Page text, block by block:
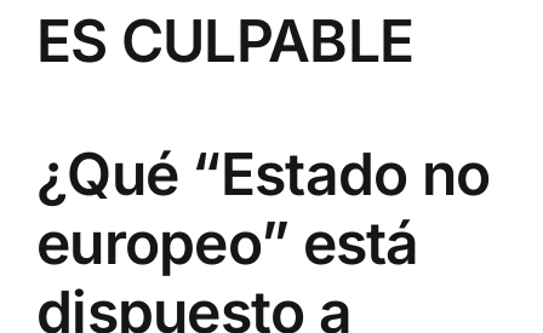
ES CULPABLE
¿Qué “Estado no
europeo” está
dispuesto a